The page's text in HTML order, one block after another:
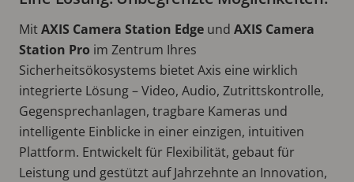
MitAXIS Camera Station Edge und AXIS Camera
Station Pro im Zentrum Ihres
Sicherheitsökosystems bietet Axis eine wirklich
integrierte Lösung – Video, Audio, Zutrittskontrolle,
Gegensprechanlagen, tragbare Kameras und
intelligente Einblicke in einer einzigen, intuitiven
Plattform. Entwickelt für Flexibilität, gebaut für
Leistung und gestützt auf Jahrzehnte an Innovation,